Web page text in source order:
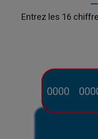
Entrez les 16